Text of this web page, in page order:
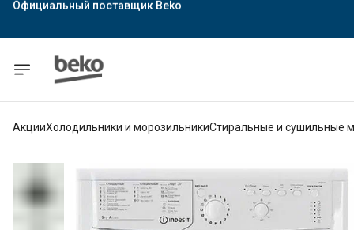
Официальный поставщик Hotpoint
АкцииХолодильники и морозильникиСтиральные и сушильные